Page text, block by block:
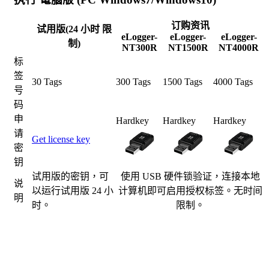
试用版(24 小时 限
制)
订购资讯
eLogger-
NT300R
eLogger-
NT1500R
eLogger-
NT4000R
标
签
号
码
30 Tags 300 Tags 1500 Tags 4000 Tags
申
请
密
钥
Get license key
Hardkey Hardkey Hardkey
说
明
试用版的密钥，可
以运行试用版 24 小
时。
使用 USB 硬件锁验证，连接本地
计算机即可启用授权标签。无时间
限制。